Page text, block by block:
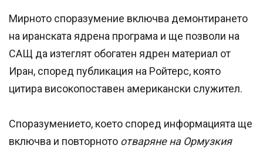
Мирното споразумение включва демонтирането
на иранската ядрена програма и ще позволи на
САЩ да изтеглят обогатен ядрен материал от
Иран, според публикация на Ройтерс, която
цитира високопоставен американски служител.
Споразумението, което според информацията ще
включва и повторното отваряне на Ормузкия